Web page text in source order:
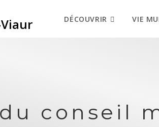
DÉCOUVRIR VIE
conseil